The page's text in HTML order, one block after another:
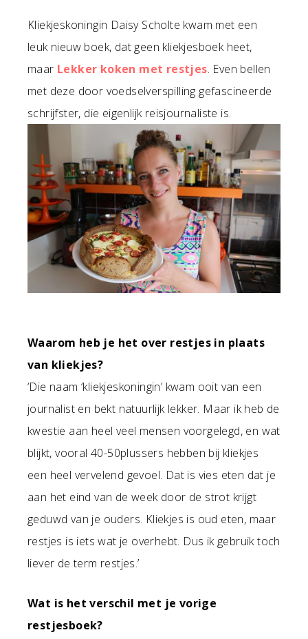
Kliekjeskoningin Daisy Scholte kwam met een
leuk nieuw boek, dat geen kliekjesboek heet,
maar Lekker koken met restjes. Even bellen
met deze door voedselverspilling gefascineerde
schrijfster, die eigenlijk reisjournaliste is.
Waarom heb je het over restjes in plaats
van kliekjes?
‘Die naam ‘kliekjeskoningin’ kwam ooit van een
journalist en bekt natuurlijk lekker. Maar ik heb de
kwestie aan heel veel mensen voorgelegd, en wat
blijkt, vooral 40-50plussers hebben bij kliekjes
een heel vervelend gevoel. Dat is vies eten dat je
aan het eind van de week door de strot krijgt
geduwd van je ouders. Kliekjes is oud eten, maar
restjes is iets wat je overhebt. Dus ik gebruik toch
liever de term restjes.’
Wat is het verschil met je vorige
restjesboek?